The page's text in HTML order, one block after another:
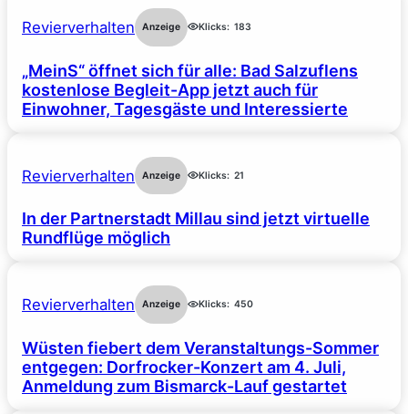
Revierverhalten Anzeige Klicks: 183
„MeinS“ öffnet sich für alle: Bad Salzuflens
kostenlose Begleit-App jetzt auch für
Einwohner, Tagesgäste und Interessierte
Revierverhalten Anzeige Klicks: 21
In der Partnerstadt Millau sind jetzt virtuelle
Rundflüge möglich
Revierverhalten Anzeige Klicks: 450
Wüsten fiebert dem Veranstaltungs-Sommer
entgegen: Dorfrocker-Konzert am 4. Juli,
Anmeldung zum Bismarck-Lauf gestartet